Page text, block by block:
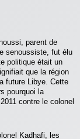
parent de
senoussiste, fut élu
politique était un
que la région
future Libye. Cette
pourquoi la
contre le colonel
Kadhafi, les